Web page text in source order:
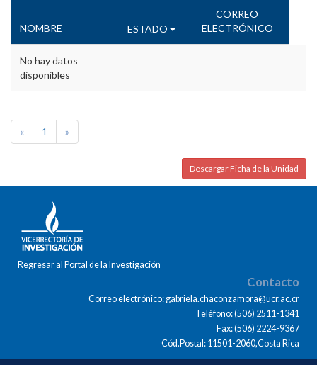
NOMBRE ESTADO
CORREO
ELECTRÓNICO
No hay datos
disponibles
« 1 »
Descargar Ficha de la Unidad
Regresar al Portal de la Investigación
Contacto
Correo electrónico: gabriela.chaconzamora@ucr.ac.cr
Teléfono: (506) 2511-1341
Fax: (506) 2224-9367
Cód.Postal: 11501-2060,Costa Rica